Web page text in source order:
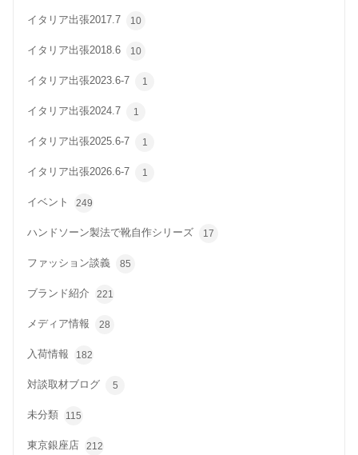
イタリア出張2017.7 10
イタリア出張2018.6 10
イタリア出張2023.6-7 1
イタリア出張2024.7 1
イタリア出張2025.6-7 1
イタリア出張2026.6-7 1
イベント 249
ハンドソーン製法で靴自作シリーズ 17
ファッション談義 85
ブランド紹介 221
メディア情報 28
入荷情報 182
対談取材ブログ 5
未分類 115
東京銀座店 212